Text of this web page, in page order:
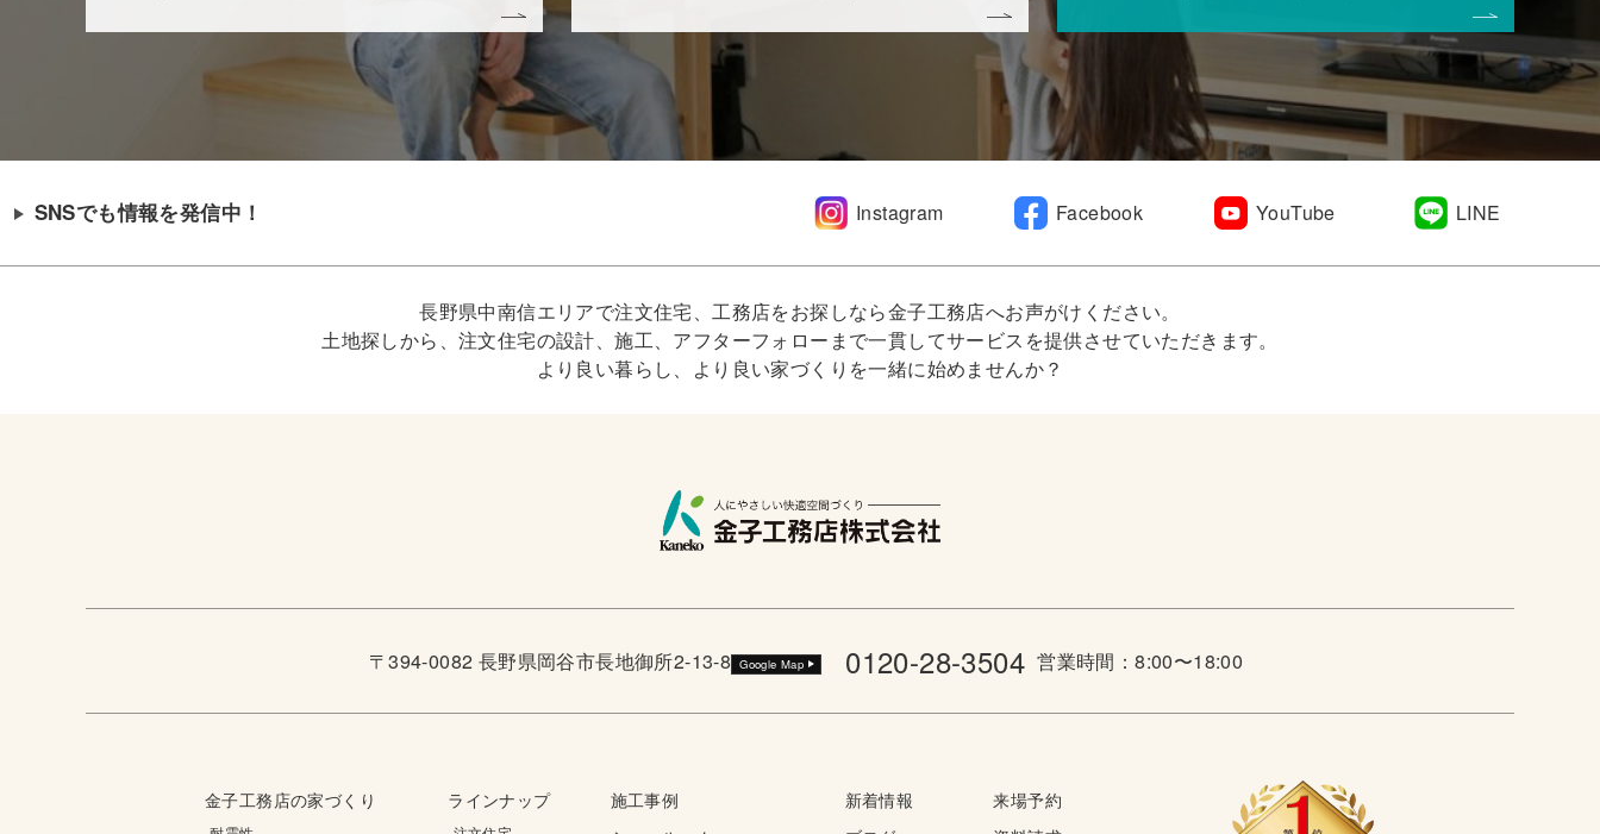
SNSでも情報を発信中！ Instagram Facebook YouTube LINE
長野県中南信エリアで注文住宅、工務店をお探しなら金子工務店へお声がけください。
土地探しから、注文住宅の設計、施工、アフターフォローまで一貫してサービスを提供させていただきます。
より良い暮らし、より良い家づくりを一緒に始めませんか？
〒394-0082 長野県岡谷市長地御所2-13-8 Google Map 0120-28-3504 営業時間：8:00〜18:00
金子工務店の家づくり ラインナップ
施工事例
新着情報
来場予約